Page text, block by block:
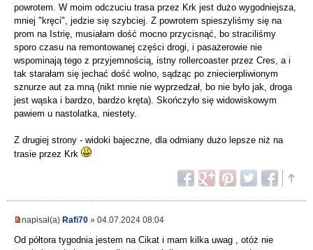
powrotem. W moim odczuciu trasa przez Krk jest dużo wygodniejsza,
mniej "kręci", jedzie się szybciej. Z powrotem spieszyliśmy się na
prom na Istrię, musiałam dość mocno przycisnąć, bo straciliśmy
sporo czasu na remontowanej części drogi, i pasażerowie nie
wspominają tego z przyjemnością, istny rollercoaster przez Cres, a i
tak starałam się jechać dość wolno, sądząc po zniecierpliwionym
sznurze aut za mną (nikt mnie nie wyprzedzał, bo nie było jak, droga
jest wąska i bardzo, bardzo kręta). Skończyło się widowiskowym
pawiem u nastolatka, niestety.
Z drugiej strony - widoki bajeczne, dla odmiany dużo lepsze niż na
trasie przez Krk
napisał(a) Rafi70 » 04.07.2024 08:04
Od półtora tygodnia jestem na Cikat i mam kilka uwag , otóż nie